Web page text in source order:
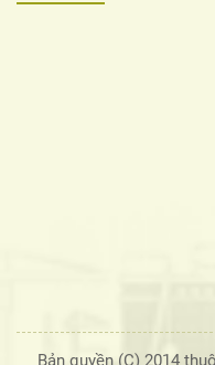
Bản quyền (C) 2014